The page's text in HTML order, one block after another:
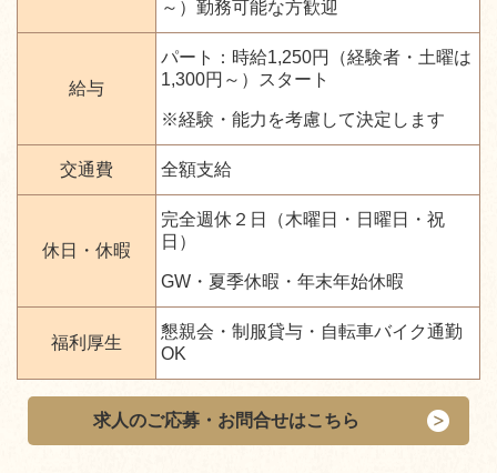
～）勤務可能な方歓迎
給与
パート：時給1,250円（経験者・土曜は
1,300円～）スタート
※経験・能力を考慮して決定します
交通費 全額支給
休日・休暇
完全週休２日（木曜日・日曜日・祝
日）
GW・夏季休暇・年末年始休暇
福利厚生
懇親会・制服貸与・自転車バイク通勤
OK
求人のご応募・お問合せはこちら